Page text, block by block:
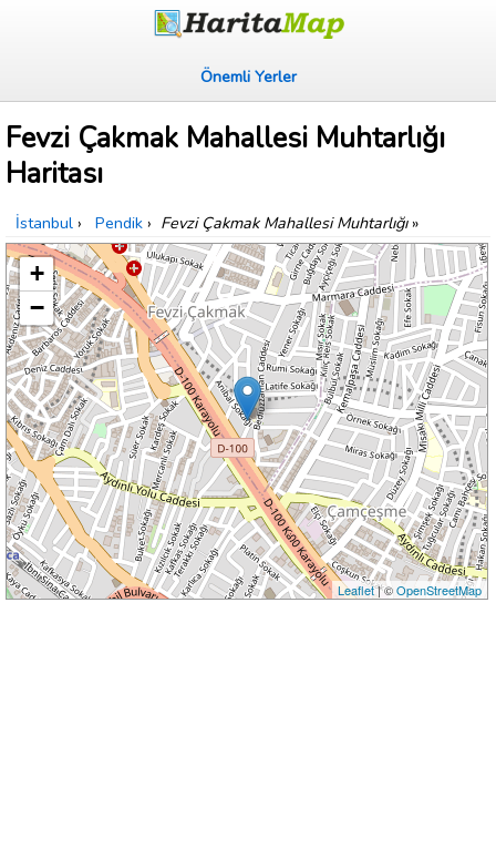
Önemli Yerler
Fevzi Çakmak Mahallesi Muhtarlığı
Haritası
İstanbul › Pendik › Fevzi Çakmak Mahallesi Muhtarlığı»
+
−
Leaflet| ©OpenStreetMap